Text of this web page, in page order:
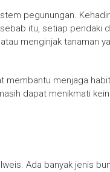
pegunungan.
itu, setiap pendaki
menginjak tanaman
membantu menjaga
dapat menikmati
Ada banyak jenis